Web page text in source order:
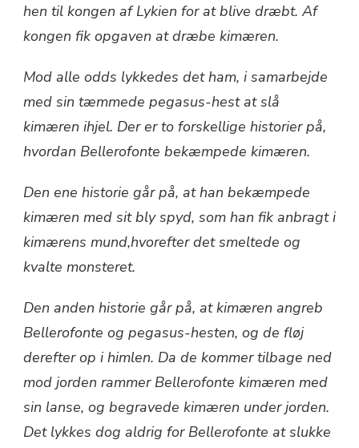
hen til kongen af Lykien for at blive dræbt. Af
kongen fik opgaven at dræbe kimæren.
Mod alle odds lykkedes det ham, i samarbejde
med sin tæmmede pegasus-hest at slå
kimæren ihjel. Der er to forskellige historier på,
hvordan Bellerofonte bekæmpede kimæren.
Den ene historie går på, at han bekæmpede
kimæren med sit bly spyd, som han fik anbragt i
kimærens mund,hvorefter det smeltede og
kvalte monsteret.
Den anden historie går på, at kimæren angreb
Bellerofonte og pegasus-hesten, og de fløj
derefter op i himlen. Da de kommer tilbage ned
mod jorden rammer Bellerofonte kimæren med
sin lanse, og begravede kimæren under jorden.
Det lykkes dog aldrig for Bellerofonte at slukke